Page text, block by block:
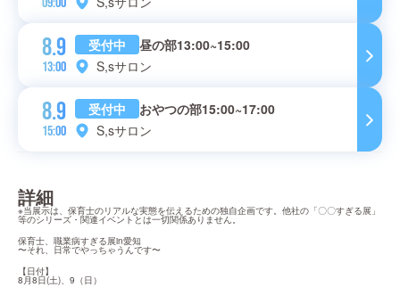
8.9
13:00
受付中
昼の部13:00~15:00
S,sサロン
8.9
15:00
受付中
おやつの部15:00~17:00
S,sサロン
詳細
※当展示は、保育士のリアルな実態を伝えるための独自企画です。他社の「〇〇すぎる展」
等のシリーズ・関連イベントとは一切関係ありません。
保育士、職業病すぎる展in愛知
〜それ、日常でやっちゃうんです〜
【日付】
8月8日(土)、9（日）